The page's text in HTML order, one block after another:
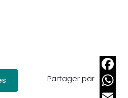
Partager par